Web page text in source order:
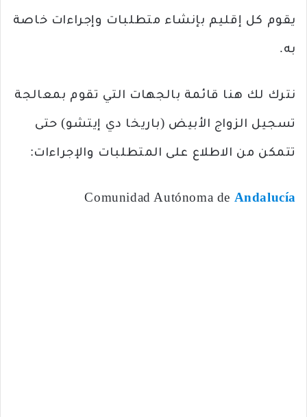
يقوم كل إقليم بإنشاء متطلبات وإجراءات خاصة
به.
نترك لك هنا قائمة بالجهات التي تقوم بمعالجة
تسجيل الزواج الأبيض (باريخا دي إيتشو) حتى
تتمكن من الاطلاع على المتطلبات والإجراءات:
Comunidad Autónoma de Andalucía